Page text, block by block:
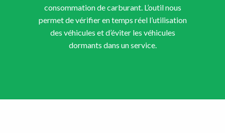
consommation de carburant. L’outil nous
permet de vérifier en temps réel l’utilisation
des véhicules et d’éviter les véhicules
dormants dans un service.